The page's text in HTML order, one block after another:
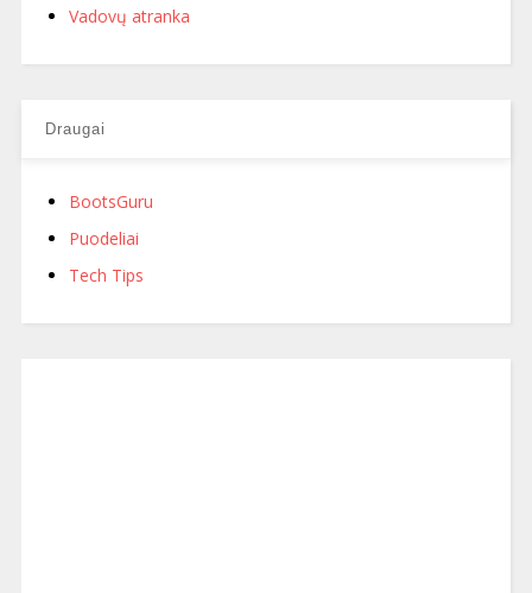
Vadovų atranka
Draugai
BootsGuru
Puodeliai
Tech Tips